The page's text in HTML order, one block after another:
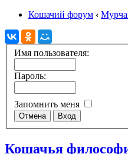
Кошачий форум ‹
Имя пользователя:
Пароль:
Запомнить меня
Кошачья